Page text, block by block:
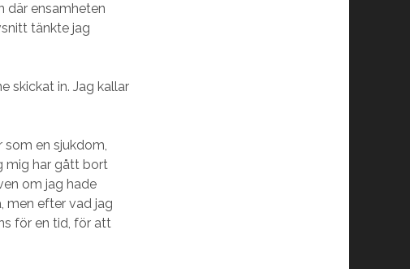
där ensamheten
tänkte jag
skickat in. Jag kallar
som en sjukdom,
mig har gått bort
om jag hade
men efter vad jag
för en tid, för att